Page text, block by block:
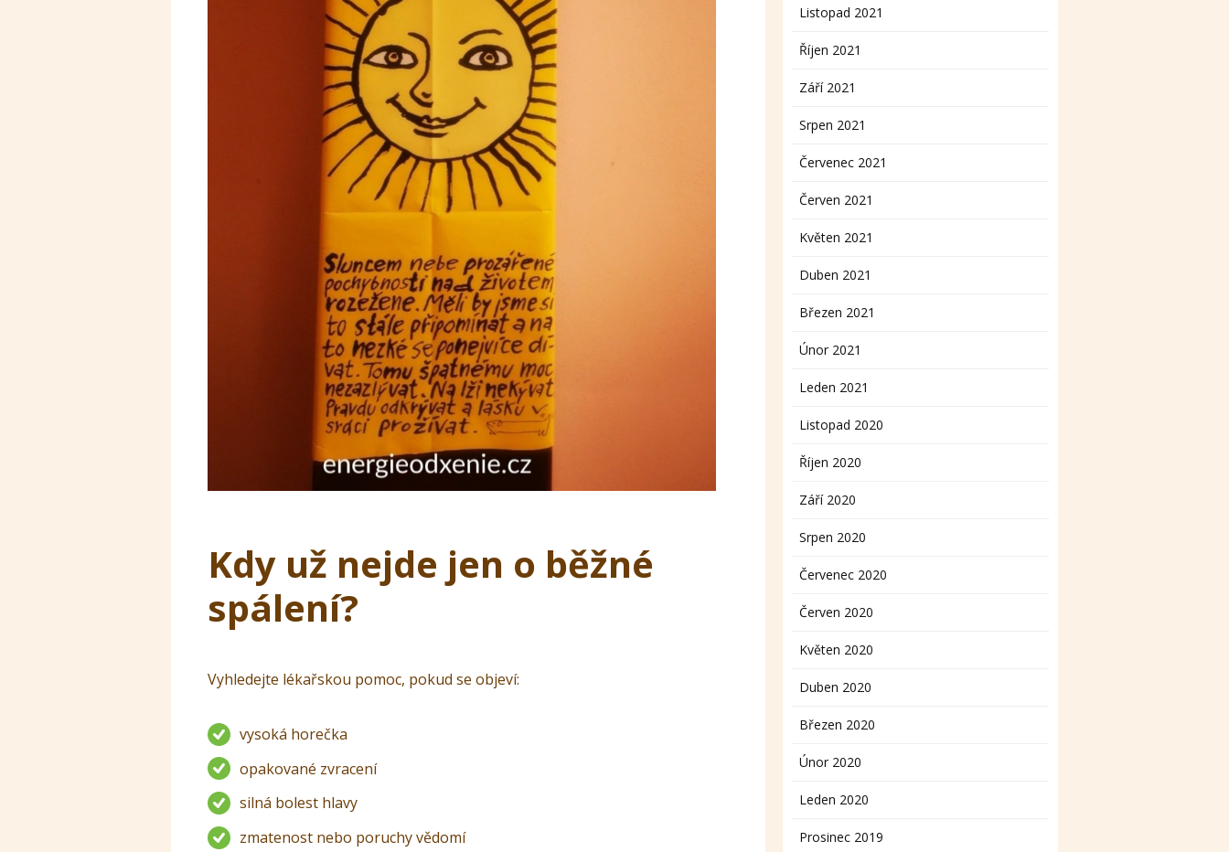
Kdy už nejde jen o běžné
spálení?
Vyhledejte lékařskou pomoc, pokud se objeví:
vysoká horečka
opakované zvracení
silná bolest hlavy
zmatenost nebo poruchy vědomí
Listopad 2021
Říjen 2021
Září 2021
Srpen 2021
Červenec 2021
Červen 2021
Květen 2021
Duben 2021
Březen 2021
Únor 2021
Leden 2021
Listopad 2020
Říjen 2020
Září 2020
Srpen 2020
Červenec 2020
Červen 2020
Květen 2020
Duben 2020
Březen 2020
Únor 2020
Leden 2020
Prosinec 2019